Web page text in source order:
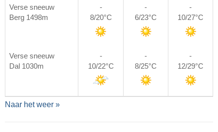
Verse sneeuw
Berg 1498m
-
8/20°C
-
6/23°C
-
10/27°C
Verse sneeuw
Dal 1030m
-
10/22°C
-
8/25°C
-
12/29°C
Naar het weer »